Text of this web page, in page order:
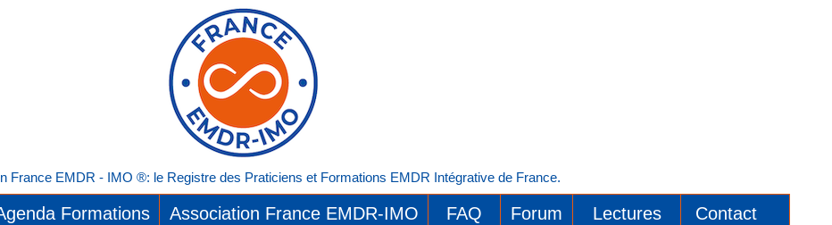
France EMDR - IMO ®: le Registre des Praticiens et Formations EMDR Intégrative de France.
Formations Association France EMDR-IMO FAQ Forum Lectures Contact